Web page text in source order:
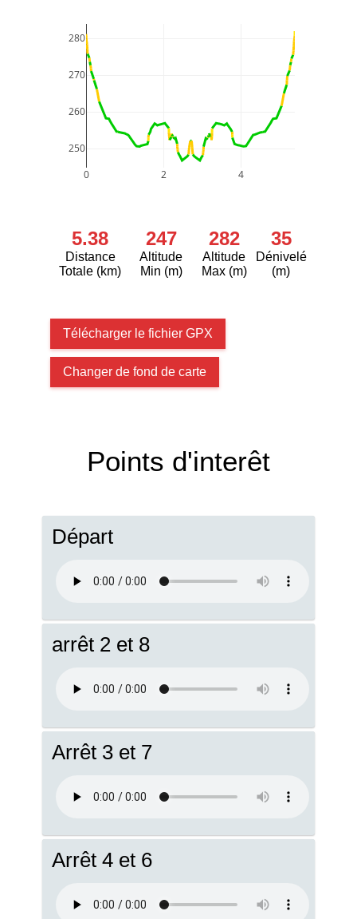
0 2 4
250
260
270
280
5.38
Distance
Totale (km)
247
Altitude
Min (m)
282
Altitude
Max (m)
35
Dénivelé
(m)
Télécharger le fichier GPX
Changer de fond de carte
Points d'interêt
Départ
arrêt 2 et 8
Arrêt 3 et 7
Arrêt 4 et 6